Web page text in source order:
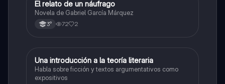
Lengua
El relato de un náufrago
Novela de Gabriel García Márquez
3° 72 2
Lengua
Una introducción a la teoría literaria
Habla sobre ficción y textos argumentativos como
expositivos